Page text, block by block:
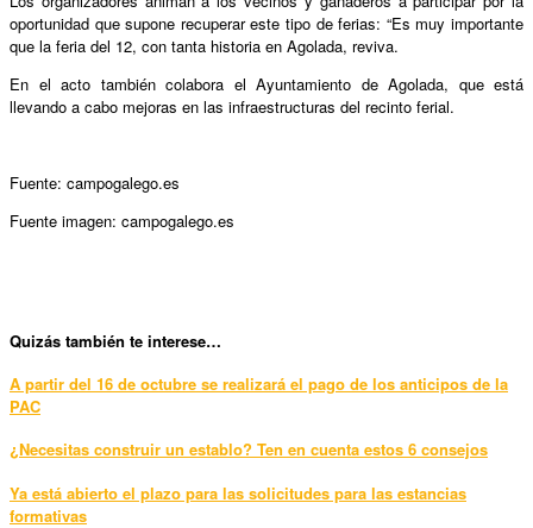
oportunidad que supone recuperar este tipo de ferias: “Es muy importante
que la feria del 12, con tanta historia en Agolada, reviva.
En el acto también colabora el Ayuntamiento de Agolada, que está
llevando a cabo mejoras en las infraestructuras del recinto ferial.
Fuente: campogalego.es
Fuente imagen: campogalego.es
Quizás también te interese…
A partir del 16 de octubre se realizará el pago de los anticipos de la
PAC
¿Necesitas construir un establo? Ten en cuenta estos 6 consejos
Ya está abierto el plazo para las solicitudes para las estancias
formativas